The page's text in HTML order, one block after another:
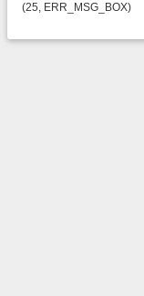
(25, ERR_MSG_BOX)